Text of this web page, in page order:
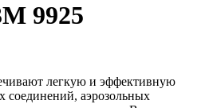
9925
легкую и эффективную
соединений, аэрозольных